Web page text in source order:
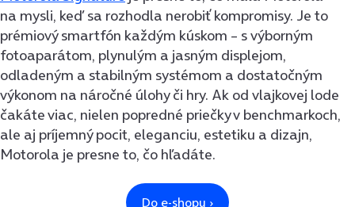
na mysli, keď sa rozhodla nerobiť kompromisy. Je to
prémiový smartfón každým kúskom – s výborným
fotoaparátom, plynulým a jasným displejom,
odladeným a stabilným systémom a dostatočným
výkonom na náročné úlohy či hry. Ak od vlajkovej lode
čakáte viac, nielen popredné priečky v benchmarkoch,
ale aj príjemný pocit, eleganciu, estetiku a dizajn,
Motorola je presne to, čo hľadáte.